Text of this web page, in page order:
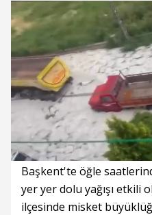
Süre Toplam
Süre
0%
0%
Başkent'te öğle
yer yer dolu yağışı etkili
ilçesinde misket